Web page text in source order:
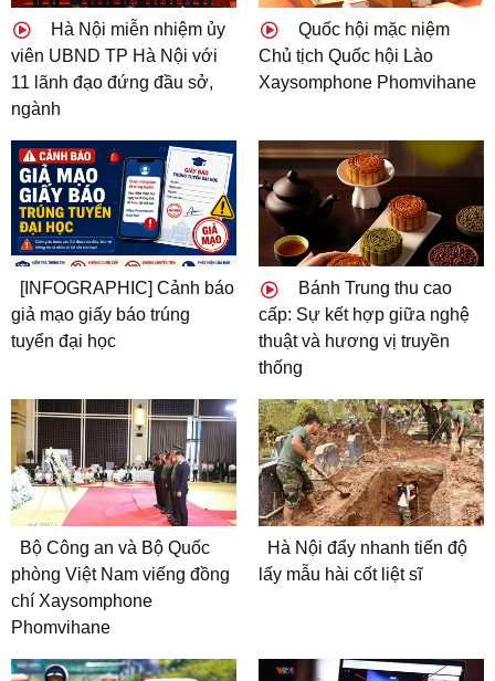
Hà Nội miễn nhiệm ủy
viên UBND TP Hà Nội với
11 lãnh đạo đứng đầu sở,
ngành
Quốc hội mặc niệm
Chủ tịch Quốc hội Lào
Xaysomphone Phomvihane
[INFOGRAPHIC] Cảnh báo
giả mạo giấy báo trúng
tuyển đại học
Bánh Trung thu cao
cấp: Sự kết hợp giữa nghệ
thuật và hương vị truyền
thống
Bộ Công an và Bộ Quốc
phòng Việt Nam viếng đồng
chí Xaysomphone
Phomvihane
Hà Nội đẩy nhanh tiến độ
lấy mẫu hài cốt liệt sĩ